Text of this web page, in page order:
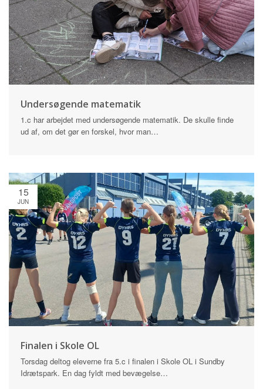
Undersøgende matematik
1.c har arbejdet med undersøgende matematik. De skulle finde
ud af, om det gør en forskel, hvor man…
15
JUN
Finalen i Skole OL
Torsdag deltog eleverne fra 5.c i finalen i Skole OL i Sundby
Idrætspark. En dag fyldt med bevægelse…